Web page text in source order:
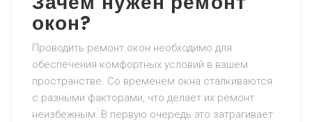
окон?
Проводить ремонт окон необходимо для
обеспечения комфортных условий в вашем
пространстве. Со временем окна сталкиваются
с разными факторами, что делает их ремонт
неизбежным. В первую очередь это затрагивает